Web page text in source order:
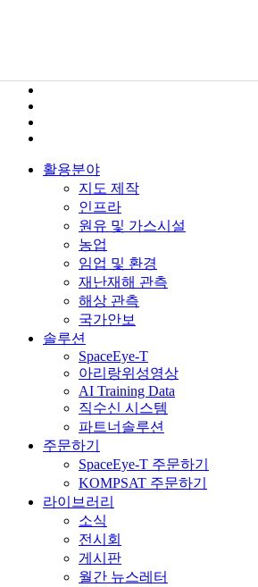
활용분야
지도 제작
인프라
원유 및 가스시설
농업
임업 및 환경
재난재해 관측
해상 관측
국가안보
솔루션
SpaceEye-T
아리랑위성영상
AI Training Data
직수신 시스템
파트너솔루션
주문하기
SpaceEye-T 주문하기
KOMPSAT 주문하기
라이브러리
소식
전시회
게시판
월간 뉴스레터